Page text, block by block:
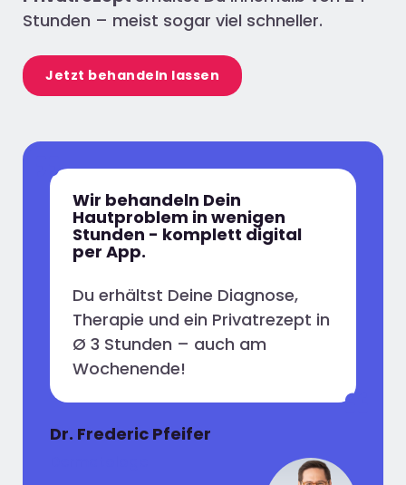
Wir behandeln Dein
Hautproblem in wenigen
Stunden - komplett digital
per App.
Du erhältst Deine Diagnose,
Therapie und ein Privatrezept in
Ø 3 Stunden – auch am
Wochenende!
Dr. Frederic Pfeifer
Stunden – meist sogar viel schneller.
Jetzt behandeln lassen